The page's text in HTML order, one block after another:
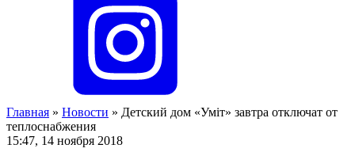
Главная » Новости » Детский дом «Умiт» завтра отключат от
теплоснабжения
15:47, 14 ноября 2018